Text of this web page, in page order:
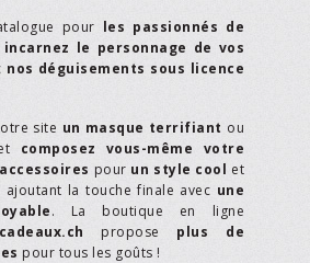
pour les passionnés de
incarnez le personnage de vos
nos déguisements sous licence
site un masque terrifiant ou
composez vous-même votre
pour un style cool et
ajoutant la touche finale avec une
. La boutique en ligne
propose plus de
pour tous les goûts !